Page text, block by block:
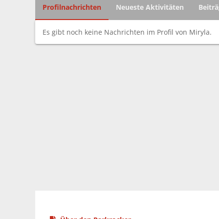
Profilnachrichten Neueste Aktivitäten
Es gibt noch keine Nachrichten im Profil von Miryla.